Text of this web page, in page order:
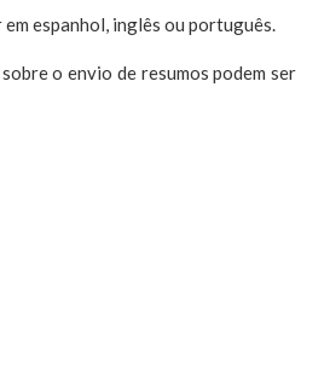
em espanhol, inglês ou português.
o envio de resumos podem ser